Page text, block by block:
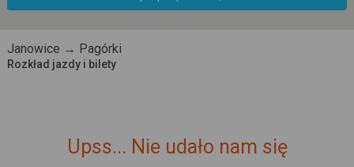
Janowice → Pagórki
Rozkład jazdy i bilety
Upss... Nie udało nam się